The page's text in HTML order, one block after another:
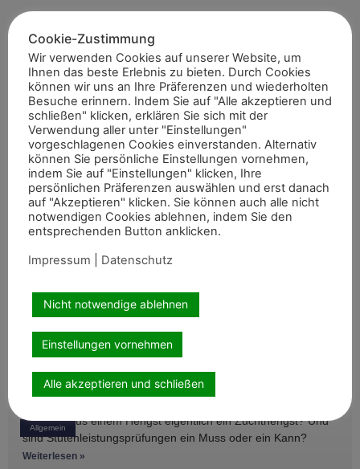
Aktuelles aus dem Sport
Bei den Deutschen Jugendmeisterschaften im Fahren in
Badeborn konnten die rheinischen Nachwuchsfahrer mit
mehreren vorderen Platzierungen überzeugen. Frederik
Koitka erreichte
Weiterlesen »
Gold für deutsches Juniorteam bei
Voltigier-EM
Das deutsche Juniorteam hat bei den Europameisterschaften
Gruppenvoltigieren gewonnen.
Weiterlesen »
Allgemein
Der Weg zum Zuchtpferd in Deutschland
und anderswo
Wie wird aus einem Hengst eigentlich ein Zuchthengst? Und
sind Stutenleistungsprüfungen ein Muss oder ein Kann?
Einblicke in die Regelwerke
Weiterlesen »
Cookie-Zustimmung
Wir verwenden Cookies auf unserer Website, um
Ihnen das beste Erlebnis zu bieten. Durch Cookies
können wir uns an Ihre Präferenzen und wiederholten
Besuche erinnern. Indem Sie auf "Alle akzeptieren und
schließen" klicken, erklären Sie sich mit der
Verwendung aller unter "Einstellungen"
vorgeschlagenen Cookies einverstanden. Alternativ
können Sie persönliche Einstellungen vornehmen,
indem Sie auf "Einstellungen" klicken, Ihre
persönlichen Präferenzen auswählen und erst danach
auf "Akzeptieren" klicken. Sie können auch alle nicht
notwendigen Cookies ablehnen, indem Sie den
entsprechenden Button anklicken.
Impressum
Datenschutz
Nicht notwendige ablehnen
Einstellungen vornehmen
Alle akzeptieren und schließen